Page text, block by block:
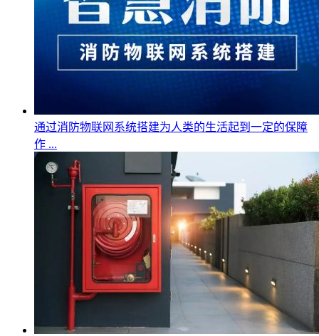
通过消防物联网系统搭建为人类的生活起到一定的保障
作 ...